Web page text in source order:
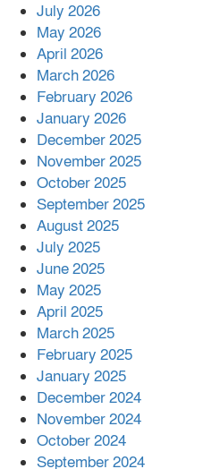
কাপ্তাই প্রেস
মাহফুজ,
নির্বাচিত
মালয়েশিয়ার
দেয়ার পর ফোন
রহমানের,গ্যাস
মোকাবিলায় সহায়তার আশ্বাস
এক বিলিয়ন
হবে আনোয়ারায়
বান্দরবানে
মাঝে সহায়তা
জেরী
July 2026
May 2026
April 2026
March 2026
February 2026
January 2026
December 2025
November 2025
October 2025
September 2025
August 2025
July 2025
June 2025
May 2025
April 2025
March 2025
February 2025
January 2025
December 2024
November 2024
October 2024
September 2024